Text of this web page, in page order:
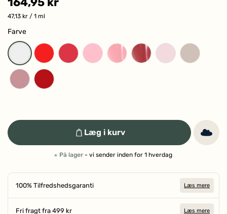
47,13 kr / 1 ml
Farve
Læg i kurv
På lager - vi sender inden for 1 hverdag
100% Tilfredshedsgaranti Læs mere
Fri fragt fra 499 kr Læs mere